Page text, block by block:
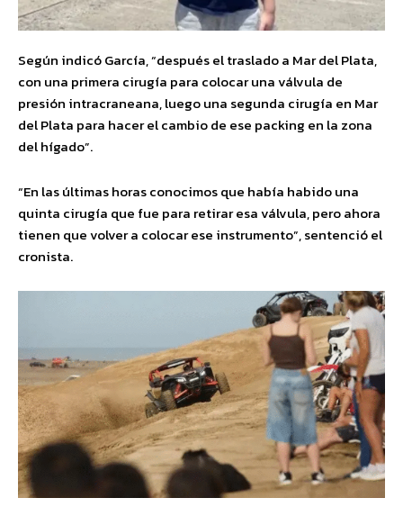
Según indicó García, “después el traslado a Mar del Plata,
con una primera cirugía para colocar una válvula de
presión intracraneana, luego una segunda cirugía en Mar
del Plata para hacer el cambio de ese packing en la zona
del hígado”.
“En las últimas horas conocimos que había habido una
quinta cirugía que fue para retirar esa válvula, pero ahora
tienen que volver a colocar ese instrumento”, sentenció el
cronista.